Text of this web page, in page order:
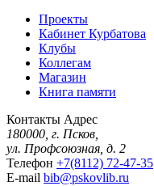
Проекты
Кабинет Курбатова
Клубы
Коллегам
Магазин
Книга памяти
Контакты Адрес
180000, г. Псков,
ул. Профсоюзная, д. 2
Телефон +7(8112) 72-47-35
E-mail bib@pskovlib.ru